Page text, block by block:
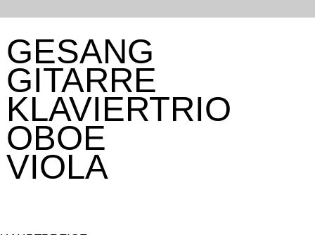
GESANG
GITARRE
KLAVIERTRIO
OBOE
VIOLA